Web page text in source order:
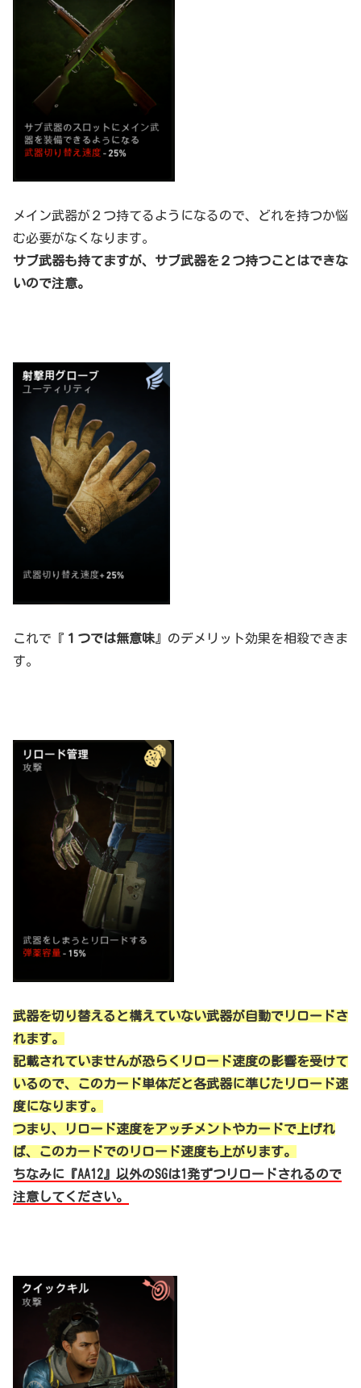
メイン武器が２つ持てるようになるので、どれを持つか悩
む必要がなくなります。
サブ武器も持てますが、サブ武器を２つ持つことはできな
いので注意。
これで『 １つでは無意味 』のデメリット効果を相殺できま
す。
武器を切り替えると構えていない武器が自動でリロードさ
れます。
記載されていませんが恐らくリロード速度の影響を受けて
いるので、このカード単体だと各武器に準じたリロード速
度になります。
つまり、リロード速度をアッチメントやカードで上げれ
ば、このカードでのリロード速度も上がります。
ちなみに『AA12』以外のSGは1発ずつリロードされるので
注意してください。